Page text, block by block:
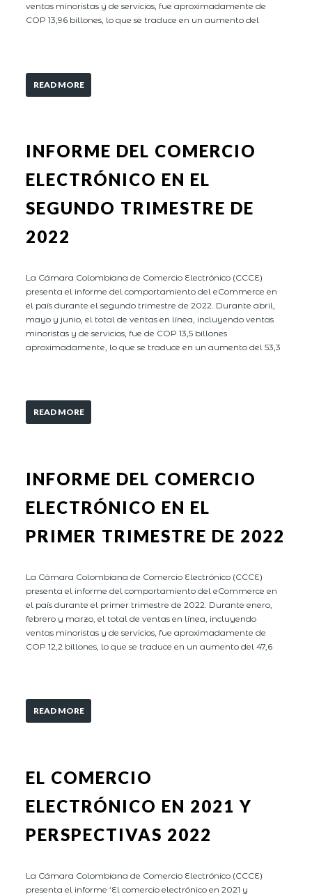
ventas minoristas y de servicios, fue aproximadamente de
COP 13,96 billones, lo que se traduce en un aumento del
READ MORE
INFORME DEL COMERCIO
ELECTRÓNICO EN EL
SEGUNDO TRIMESTRE DE
2022
La Cámara Colombiana de Comercio Electrónico (CCCE)
presenta el informe del comportamiento del eCommerce en
el país durante el segundo trimestre de 2022. Durante abril,
mayo y junio, el total de ventas en línea, incluyendo ventas
minoristas y de servicios, fue de COP 13,5 billones
aproximadamente, lo que se traduce en un aumento del 53,3
READ MORE
INFORME DEL COMERCIO
ELECTRÓNICO EN EL
PRIMER TRIMESTRE DE 2022
La Cámara Colombiana de Comercio Electrónico (CCCE)
presenta el informe del comportamiento del eCommerce en
el país durante el primer trimestre de 2022. Durante enero,
febrero y marzo, el total de ventas en línea, incluyendo
ventas minoristas y de servicios, fue aproximadamente de
COP 12,2 billones, lo que se traduce en un aumento del 47,6
READ MORE
EL COMERCIO
ELECTRÓNICO EN 2021 Y
PERSPECTIVAS 2022
La Cámara Colombiana de Comercio Electrónico (CCCE)
presenta el informe ‘El comercio electrónico en 2021 y